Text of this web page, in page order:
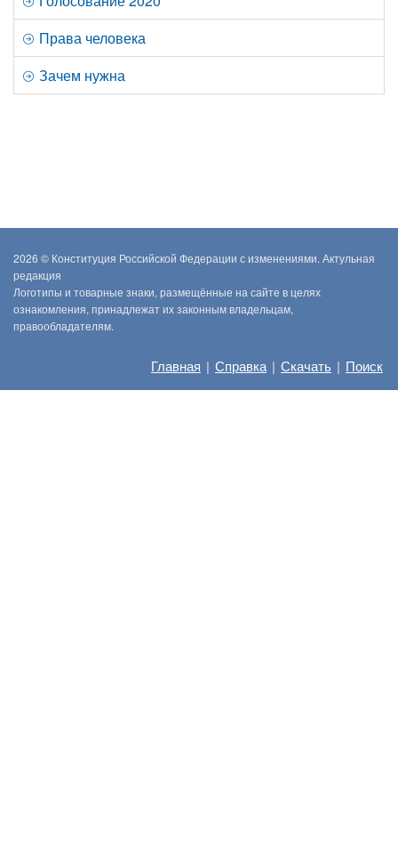
Права человека
Зачем нужна
2026 © Конституция Российской Федерации с изменениями. Актульная
редакция
Логотипы и товарные знаки, размещённые на сайте в целях
ознакомления, принадлежат их законным владельцам,
правообладателям.
Главная | Справка | Скачать | Поиск